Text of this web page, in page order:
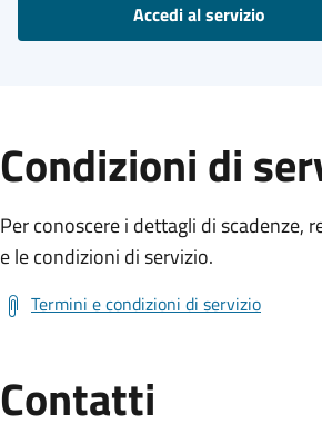
Accedi al servizio
Condizioni di
Per conoscere i dettagli di
e le condizioni di servizio.
Termini e condizioni di servizio
Contatti